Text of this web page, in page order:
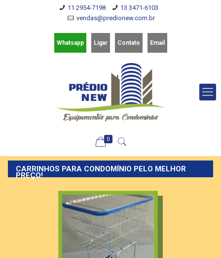
11 2954-7198
13 3471-6103
vendas@predionew.com.br
Whatsapp Ligar Contato Email
0
CARRINHOS PARA CONDOMÍNIO PELO MELHOR
PREÇO!